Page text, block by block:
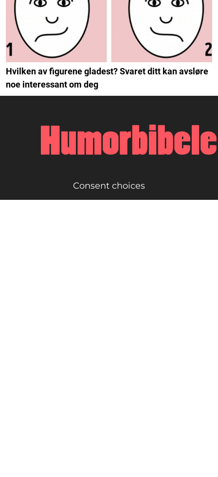
Hvilken av figurene gladest? Svaret ditt kan avsløre
noe interessant om deg
Consent choices